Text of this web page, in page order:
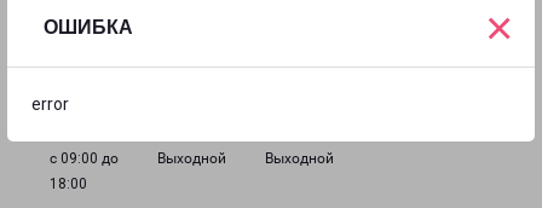
ОШИБКА
error
×
с 09:00 до
18:00
Выходной Выходной